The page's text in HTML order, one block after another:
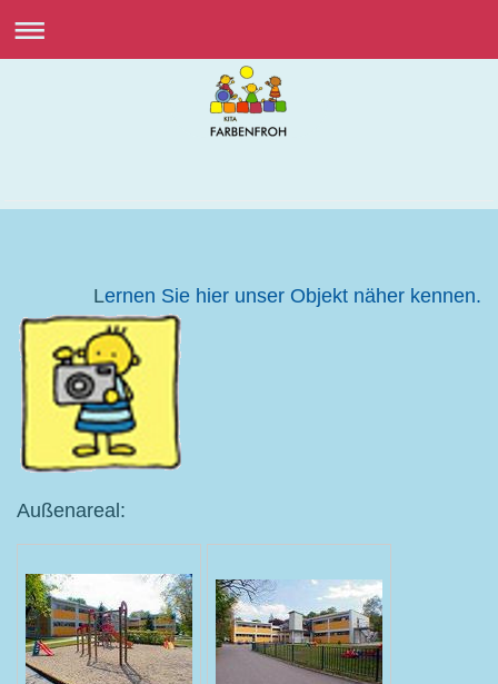
Lernen Sie hier unser Objekt näher kennen.
Außenareal: